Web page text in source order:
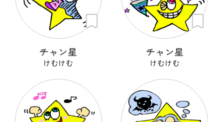
チャン星
けむけむ
チャン星
けむけむ